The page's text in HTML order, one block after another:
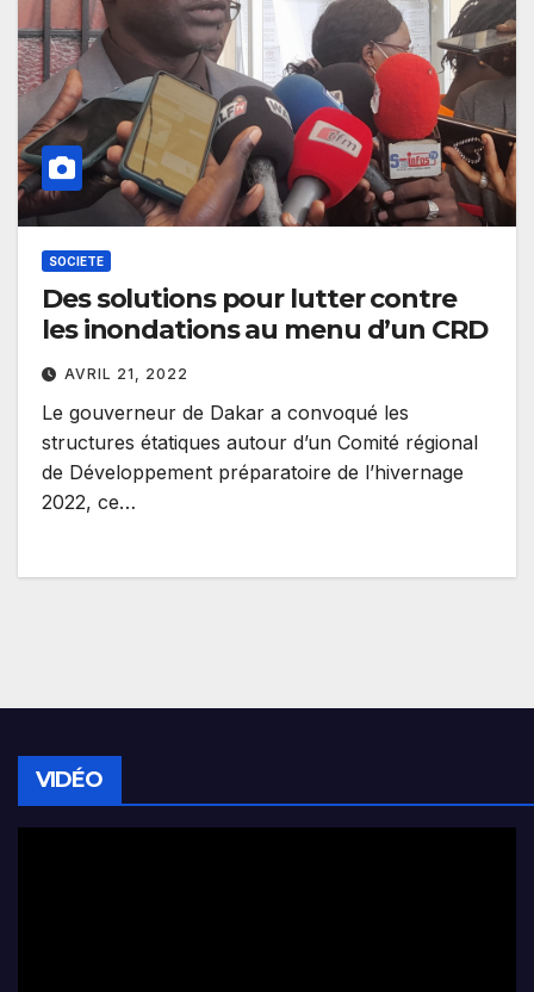
SOCIETE
Des solutions pour lutter contre
les inondations au menu d’un CRD
AVRIL 21, 2022
Le gouverneur de Dakar a convoqué les
structures étatiques autour d’un Comité régional
de Développement préparatoire de l’hivernage
2022, ce…
VIDÉO